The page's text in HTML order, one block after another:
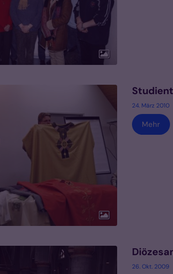
24. März 2010
Mehr
26. Okt. 2009